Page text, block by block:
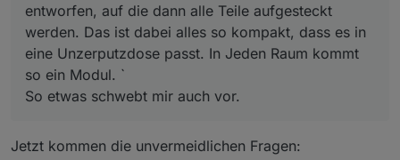
entworfen, auf die dann alle Teile aufgesteckt
werden. Das ist dabei alles so kompakt, dass es in
eine Unzerputzdose passt. In Jeden Raum kommt
so ein Modul. `
So etwas schwebt mir auch vor.
Jetzt kommen die unvermeidlichen Fragen: